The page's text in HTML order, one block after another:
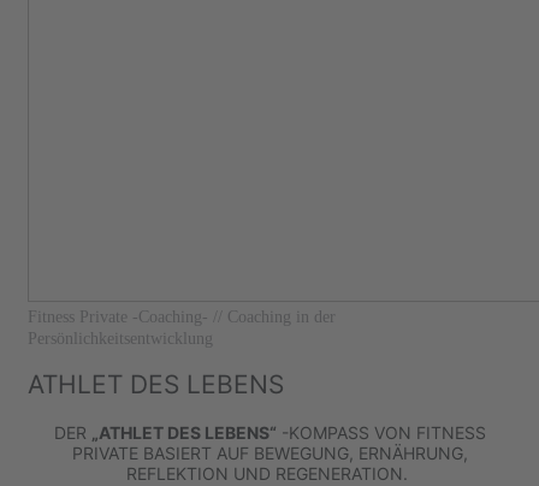
Fitness Private -Coaching-
// Coaching in der
Persönlichkeitsentwicklung
ATHLET DES LEBENS
DER „ATHLET DES LEBENS“ -KOMPASS VON FITNESS
PRIVATE BASIERT AUF BEWEGUNG, ERNÄHRUNG,
REFLEKTION UND REGENERATION.